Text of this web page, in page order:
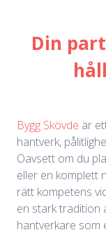
Din
Bygg Skövde är
hantverk,
Oavsett om du
eller en komplett
rätt kompetens
en stark tradition
hantverkare som